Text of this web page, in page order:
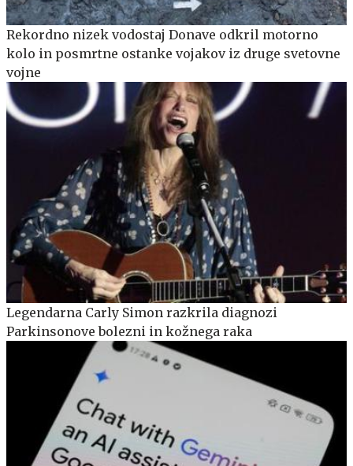
Rekordno nizek vodostaj Donave odkril motorno
kolo in posmrtne ostanke vojakov iz druge svetovne
vojne
Legendarna Carly Simon razkrila diagnozi
Parkinsonove bolezni in kožnega raka